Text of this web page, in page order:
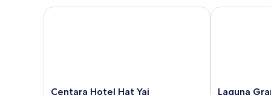
Centara
Centara Hotel Hat Yai
Centara Hotel Hat Yai
Laguna
Laguna
Laguna